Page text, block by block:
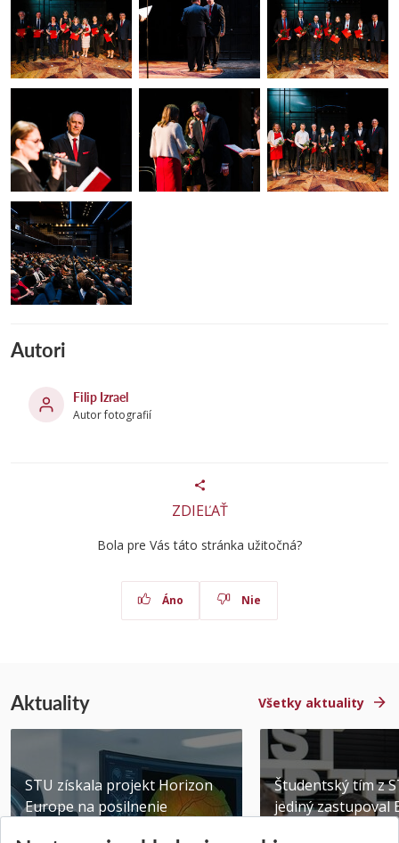
Autori
Filip Izrael
Autor fotografií
ZDIEĽAŤ
Bola pre Vás táto stránka užitočná?
Áno Nie
Aktuality Všetky aktuality
STU získala projekt Horizon
Europe na posilnenie
Študentský tím z
jediný zastupoval